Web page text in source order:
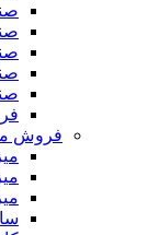
فروش